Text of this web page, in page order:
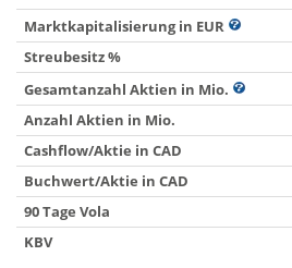
Marktkapitalisierung in EUR
Streubesitz %
Gesamtanzahl Aktien in Mio.
Anzahl Aktien in Mio.
Cashflow/Aktie in CAD
Buchwert/Aktie in CAD
90 Tage Vola
KBV